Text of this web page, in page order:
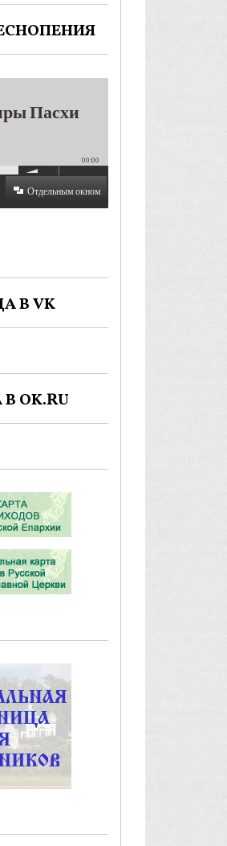
Пасхи
00:00
Отдельным окном
В VK
OK.RU